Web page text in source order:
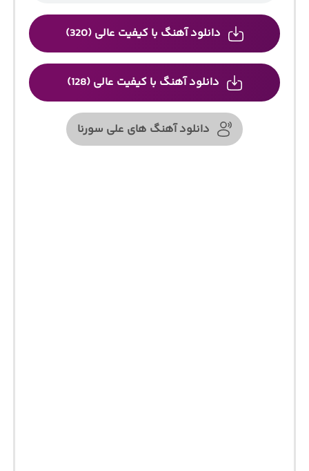
دانلود آهنگ با کیفیت عالی (320)
دانلود آهنگ با کیفیت عالی (128)
دانلود آهنگ های علی سورنا